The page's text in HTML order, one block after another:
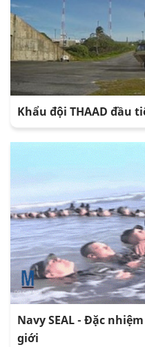
Khẩu đội THAAD đầu
Navy SEAL - Đặc
giới